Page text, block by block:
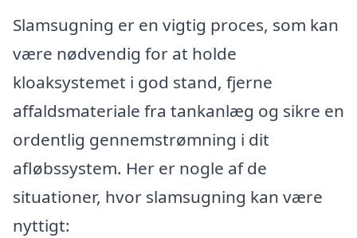
Slamsugning er en vigtig proces, som kan
være nødvendig for at holde
kloaksystemet i god stand, fjerne
affaldsmateriale fra tankanlæg og sikre en
ordentlig gennemstrømning i dit
afløbssystem. Her er nogle af de
situationer, hvor slamsugning kan være
nyttigt: